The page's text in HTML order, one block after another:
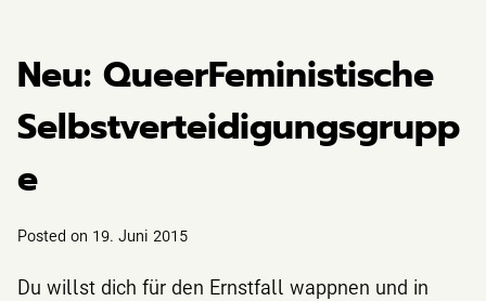
Neu: QueerFeministische
Selbstverteidigungsgrupp
e
Posted on 19. Juni 2015
Du willst dich für den Ernstfall wappnen und in